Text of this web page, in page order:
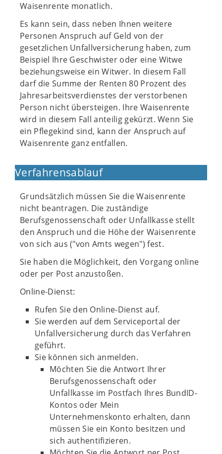
Waisenrente monatlich.
Es kann sein, dass neben Ihnen weitere
Personen Anspruch auf Geld von der
gesetzlichen Unfallversicherung haben, zum
Beispiel Ihre Geschwister oder eine Witwe
beziehungsweise ein Witwer. In diesem Fall
darf die Summe der Renten 80 Prozent des
Jahresarbeitsverdienstes der verstorbenen
Person nicht übersteigen. Ihre Waisenrente
wird in diesem Fall anteilig gekürzt. Wenn Sie
ein Pflegekind sind, kann der Anspruch auf
Waisenrente ganz entfallen.
Verfahrensablauf
Grundsätzlich müssen Sie die Waisenrente
nicht beantragen. Die zuständige
Berufsgenossenschaft oder Unfallkasse stellt
den Anspruch und die Höhe der Waisenrente
von sich aus ("von Amts wegen") fest.
Sie haben die Möglichkeit, den Vorgang online
oder per Post anzustoßen.
Online-Dienst:
Rufen Sie den Online-Dienst auf.
Sie werden auf dem Serviceportal der
Unfallversicherung durch das Verfahren
geführt.
Sie können sich anmelden.
Möchten Sie die Antwort Ihrer
Berufsgenossenschaft oder
Unfallkasse im Postfach Ihres BundID-
Kontos oder Mein
Unternehmenskonto erhalten, dann
müssen Sie ein Konto besitzen und
sich authentifizieren.